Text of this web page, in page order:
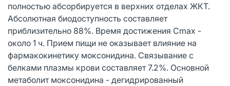
полностью абсорбируется в верхних отделах ЖКТ.
Абсолютная биодоступность составляет
приблизительно 88%. Время достижения Cmax -
около 1 ч. Прием пищи не оказывает влияние на
фармакокинетику моксонидина. Связывание с
белками плазмы крови составляет 7.2%. Основной
метаболит моксонидина - дегидрированный